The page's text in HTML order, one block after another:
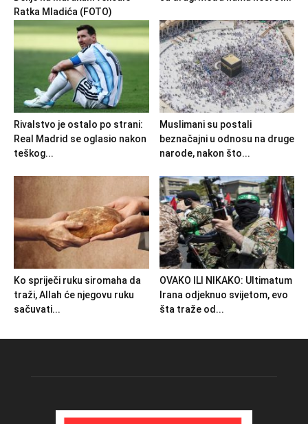
Ratka Mladića (FOTO)
Rivalstvo je ostalo po strani:
Real Madrid se oglasio nakon
teškog...
Muslimani su postali
beznačajni u odnosu na druge
narode, nakon što...
Ko spriječi ruku siromaha da
traži, Allah će njegovu ruku
sačuvati...
OVAKO ILI NIKAKO: Ultimatum
Irana odjeknuo svijetom, evo
šta traže od...